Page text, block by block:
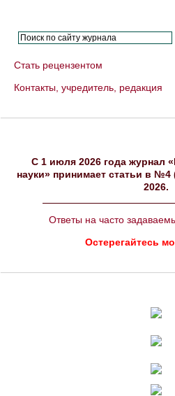
Стать рецензентом
Контакты, учредитель, редакция
C 1 июля 2026 года журнал
науки» принимает статьи в
2026.
Ответы на часто
Остерегайтесь